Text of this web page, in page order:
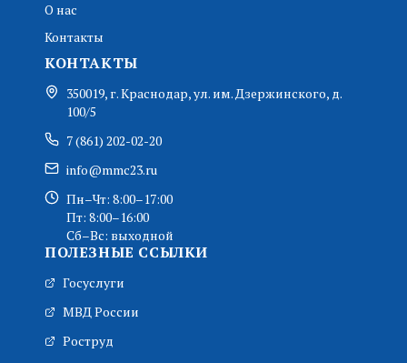
О нас
Контакты
КОНТАКТЫ
350019, г. Краснодар, ул. им. Дзержинского, д.
100/5
7 (861) 202-02-20
info@mmc23.ru
Пн–Чт: 8:00–17:00
Пт: 8:00–16:00
Сб–Вс: выходной
ПОЛЕЗНЫЕ ССЫЛКИ
Госуслуги
МВД России
Роструд